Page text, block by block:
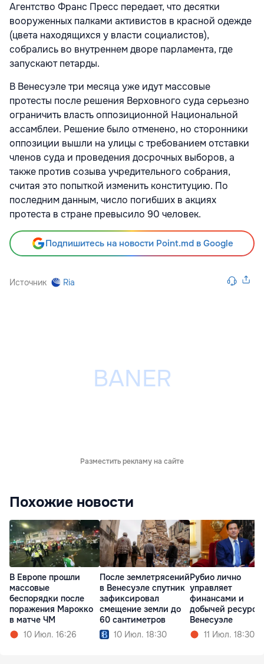
Агентство Франс Пресс передает, что десятки
вооруженных палками активистов в красной одежде
(цвета находящихся у власти социалистов),
собрались во внутреннем дворе парламента, где
запускают петарды.
В Венесуэле три месяца уже идут массовые
протесты после решения Верховного суда серьезно
ограничить власть оппозиционной Национальной
ассамблеи. Решение было отменено, но сторонники
оппозиции вышли на улицы с требованием отставки
членов суда и проведения досрочных выборов, а
также против созыва учредительного собрания,
считая это попыткой изменить конституцию. По
последним данным, число погибших в акциях
протеста в стране превысило 90 человек.
Подпишитесь на новости Point.md в Google
Источник Ria
Разместить рекламу на сайте
Похожие новости
В Европе прошли
массовые
беспорядки после
поражения Марокко
в матче ЧМ
10 Июл. 16:26
После землетрясений
в Венесуэле спутник
зафиксировал
смещение земли до
60 сантиметров
10 Июл. 18:30
Рубио лично
управляет
финансами и
добычей
Венесуэле
11 Июл. 18:30